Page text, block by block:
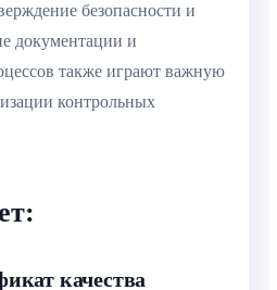
безопасности и
документации и
также играют важную
контрольных
качества